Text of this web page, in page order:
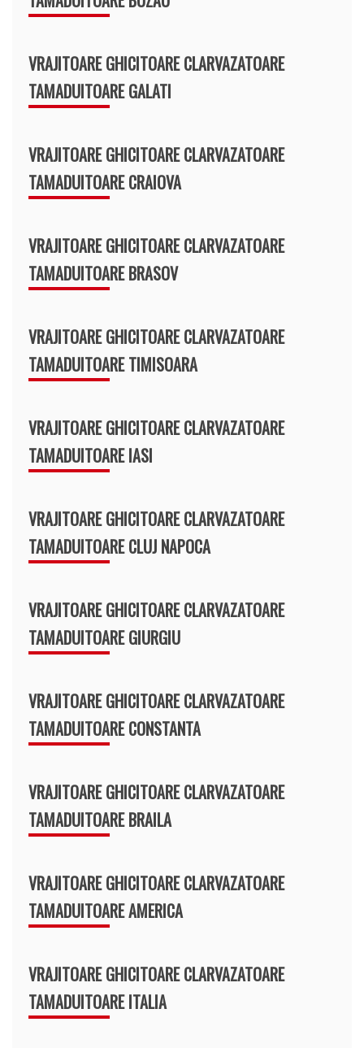
VRAJITOARE GHICITOARE CLARVAZATOARE
TAMADUITOARE GALATI
VRAJITOARE GHICITOARE CLARVAZATOARE
TAMADUITOARE CRAIOVA
VRAJITOARE GHICITOARE CLARVAZATOARE
TAMADUITOARE BRASOV
VRAJITOARE GHICITOARE CLARVAZATOARE
TAMADUITOARE TIMISOARA
VRAJITOARE GHICITOARE CLARVAZATOARE
TAMADUITOARE IASI
VRAJITOARE GHICITOARE CLARVAZATOARE
TAMADUITOARE CLUJ NAPOCA
VRAJITOARE GHICITOARE CLARVAZATOARE
TAMADUITOARE GIURGIU
VRAJITOARE GHICITOARE CLARVAZATOARE
TAMADUITOARE CONSTANTA
VRAJITOARE GHICITOARE CLARVAZATOARE
TAMADUITOARE BRAILA
VRAJITOARE GHICITOARE CLARVAZATOARE
TAMADUITOARE AMERICA
VRAJITOARE GHICITOARE CLARVAZATOARE
TAMADUITOARE ITALIA